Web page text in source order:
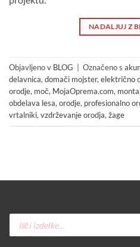
NADALJUJ Z
Objavljeno v BLOG Označeno s
delavnica,domači mojster,električno
orodje, moč, MojaOprema.com,
obdelava lesa,orodje, profesionalno
vrtalniki,vzdrževanje orodja,žage
Products
search